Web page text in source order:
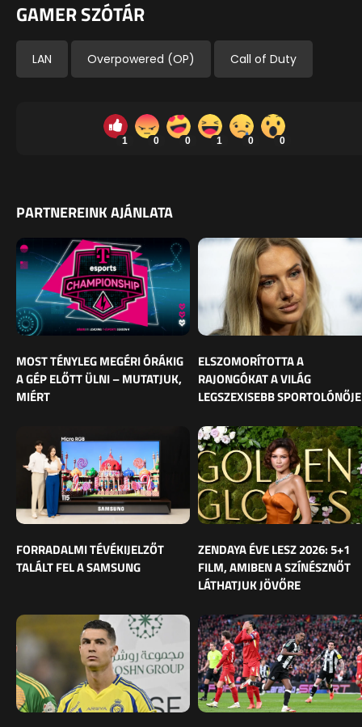
GAMER SZÓTÁR
LAN Overpowered (OP) Call of Duty
1 0 0 1 0 0
PARTNEREINK AJÁNLATA
MOST TÉNYLEG MEGÉRI ÓRÁKIG
A GÉP ELŐTT ÜLNI – MUTATJUK,
MIÉRT
ELSZOMORÍTOTTA A
RAJONGÓKAT A VILÁG
LEGSZEXISEBB SPORTOLÓNŐJE
FORRADALMI TÉVÉKIJELZŐT
TALÁLT FEL A SAMSUNG
ZENDAYA ÉVE LESZ 2026: 5+1
FILM, AMIBEN A SZÍNÉSZNŐT
LÁTHATJUK JÖVŐRE